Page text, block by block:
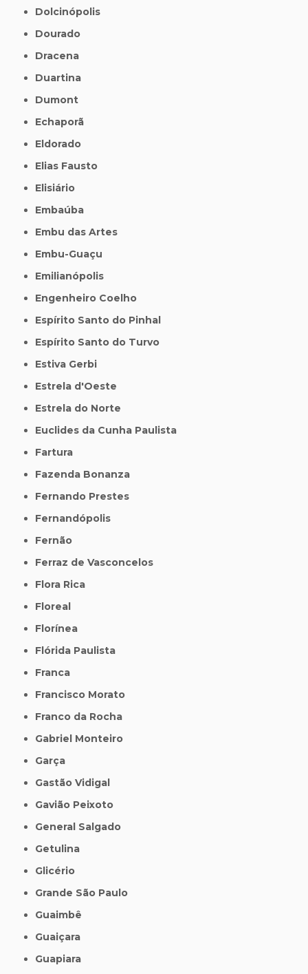
Dolcinópolis
Dourado
Dracena
Duartina
Dumont
Echaporã
Eldorado
Elias Fausto
Elisiário
Embaúba
Embu das Artes
Embu-Guaçu
Emilianópolis
Engenheiro Coelho
Espírito Santo do Pinhal
Espírito Santo do Turvo
Estiva Gerbi
Estrela d'Oeste
Estrela do Norte
Euclides da Cunha Paulista
Fartura
Fazenda Bonanza
Fernando Prestes
Fernandópolis
Fernão
Ferraz de Vasconcelos
Flora Rica
Floreal
Florínea
Flórida Paulista
Franca
Francisco Morato
Franco da Rocha
Gabriel Monteiro
Garça
Gastão Vidigal
Gavião Peixoto
General Salgado
Getulina
Glicério
Grande São Paulo
Guaimbê
Guaiçara
Guapiara